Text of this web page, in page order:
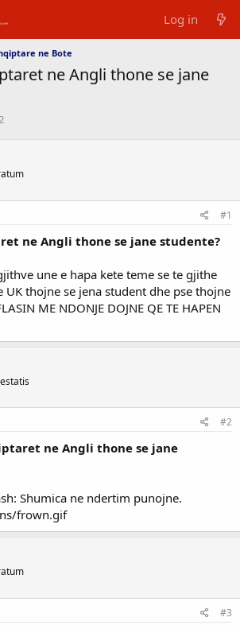
Log in
ne Bote
ne Angli thone se jane
#1
ne Angli thone se jane studente?
une e hapa kete teme se te gjithe
thojne se jena student dhe pse thojne
ME NDONJE DOJNE QE TE HAPEN
#2
ne Angli thone se jane
Shumica ne ndertim punojne.
frown.gif
#3